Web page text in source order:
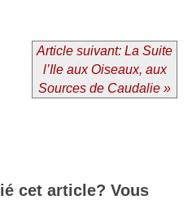
Article suivant: La Suite
l’Ile aux Oiseaux, aux
Sources de Caudalie »
cet article? Vous